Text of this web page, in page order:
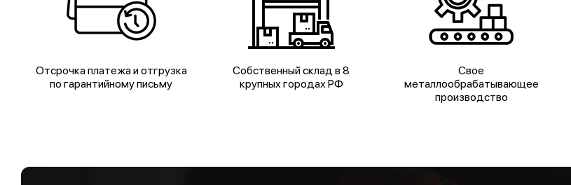
Отсрочка платежа и отгрузка
по гарантийному письму
Собственный склад в 8
крупных городах РФ
Свое
металлообрабатывающее
производство